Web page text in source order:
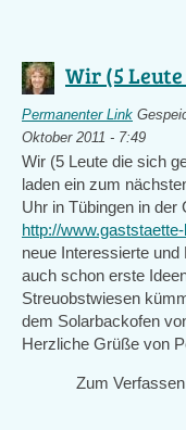
Wir (5 Leute
Permanenter Link
Oktober 2011 - 7:49
Wir (5 Leute die sich
laden ein zum
Uhr in Tübingen in der
http://
neue Interessierte
auch schon erste
Streuobstwiesen
dem Solarbackofen
Herzliche Grüße von
Zum